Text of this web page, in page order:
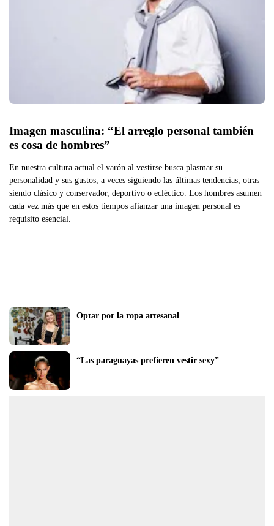
Imagen masculina: “El arreglo personal también
es cosa de hombres”
En nuestra cultura actual el varón al vestirse busca plasmar su
personalidad y sus gustos, a veces siguiendo las últimas tendencias, otras
siendo clásico y conservador, deportivo o ecléctico. Los hombres asumen
cada vez más que en estos tiempos afianzar una imagen personal es
requisito esencial.
Optar por la ropa artesanal
“Las paraguayas prefieren vestir sexy”